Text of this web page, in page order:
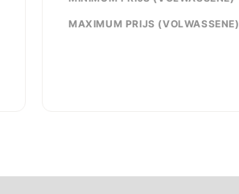
MAXIMUM PRIJS (VOLWASSENE)